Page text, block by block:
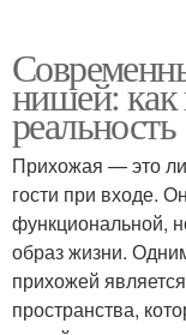
нишей: как
реальность
Прихожая — это
гости при входе.
функциональной,
образ жизни.
прихожей
пространства,